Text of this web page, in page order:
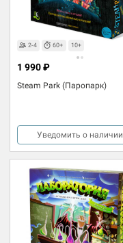
2-4 60+ 10+
Steam Park (Паропарк)
1 990 ₽
Уведомить о наличии